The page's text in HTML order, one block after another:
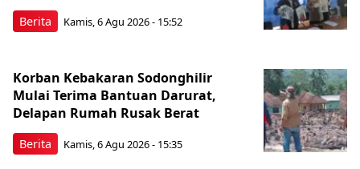
Berita Kamis, 6 Agu 2026 - 15:52
Berita
Korban Kebakaran Sodonghilir
Mulai Terima Bantuan Darurat,
Delapan Rumah Rusak Berat
Kamis, 6 Agu 2026 - 15:35